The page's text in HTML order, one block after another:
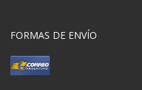
FORMAS DE ENVÍO